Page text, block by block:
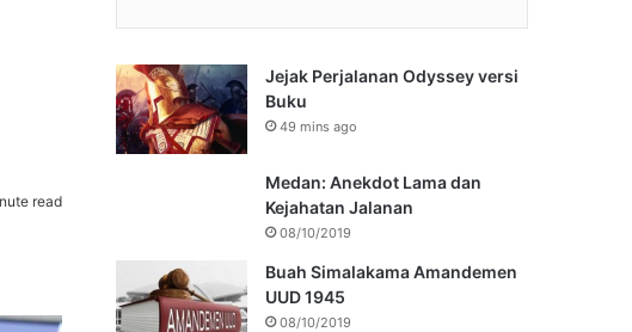
read
Jejak Perjalanan Odyssey versi
Buku
49 mins ago
Medan: Anekdot Lama dan
Kejahatan Jalanan
08/10/2019
Buah Simalakama Amandemen
UUD 1945
08/10/2019